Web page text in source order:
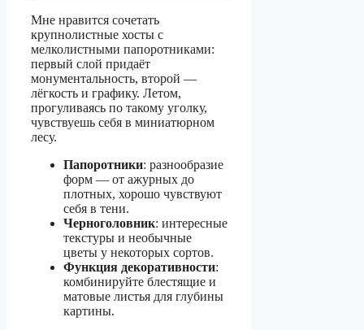
Мне нравится сочетать
крупнолистные хосты с
мелколистными папоротниками:
первый слой придаёт
монументальность, второй —
лёгкость и графику. Летом,
прогуливаясь по такому уголку,
чувствуешь себя в миниатюрном
лесу.
Папоротники: разнообразие
форм — от ажурных до
плотных, хорошо чувствуют
себя в тени.
Черноголовник: интересные
текстуры и необычные
цветы у некоторых сортов.
Функция декоративности:
комбинируйте блестящие и
матовые листья для глубины
картины.